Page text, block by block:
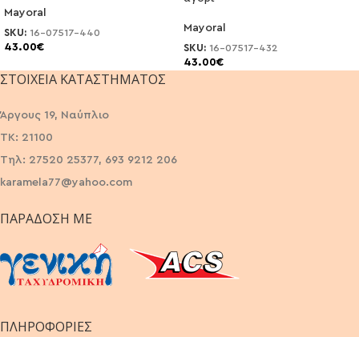
Mayoral
SKU: 16-07517-440
43.00€
Mayoral
SKU: 16-07517-432
43.00€
ΣΤΟΙΧΕΊΑ ΚΑΤΑΣΤΉΜΑΤΟΣ
Άργους 19, Ναύπλιο
ΤΚ: 21100
Τηλ: 27520 25377, 693 9212 206
karamela77@yahoo.com
ΠΑΡΆΔΟΣΗ ΜΕ
ΠΛΗΡΟΦΟΡΙΕΣ